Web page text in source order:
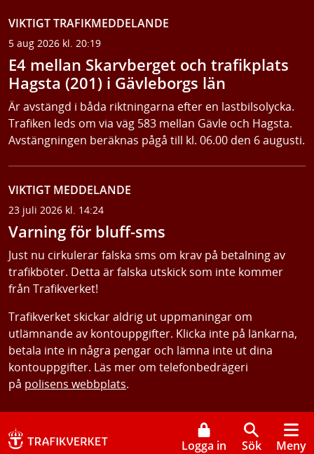
VIKTIGT TRAFIKMEDDELANDE
5 aug 2026 kl. 20:19
E4 mellan Skarvberget och trafikplats
Hagsta (201) i Gävleborgs län
Är avstängd i båda riktningarna efter en lastbilsolycka.
Trafiken leds om via väg 583 mellan Gävle och Hagsta.
Avstängningen beräknas pågå till kl. 06.00 den 6 augusti.
VIKTIGT MEDDELANDE
23 juli 2026 kl. 14:24
Varning för bluff-sms
Just nu cirkulerar falska sms om krav på betalning av
trafikböter. Detta är falska utskick som inte kommer
från Trafikverket!
Trafikverket skickar aldrig ut uppmaningar om
utlämnande av kontouppgifter. Klicka inte på länkarna,
betala inte in några pengar och lämna inte ut dina
kontouppgifter. Läs mer om telefonbedrägeri
på polisens webbplats.
Logga in Sök Meny